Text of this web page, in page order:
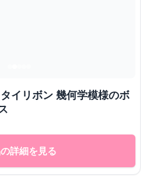
イリボン 幾何学模様のボ
詳細を見る